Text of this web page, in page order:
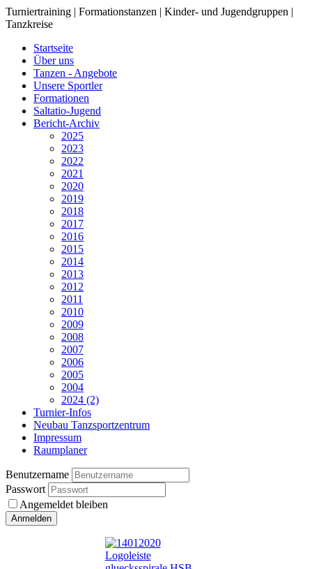
Turniertraining | Formationstanzen | Kinder- und Jugendgruppen |
Tanzkreise
Startseite
Über uns
Tanzen - Angebote
Unsere Sportler
Formationen
Saltatio-Jugend
Bericht-Archiv
2025
2023
2022
2021
2020
2019
2018
2017
2016
2015
2014
2013
2012
2011
2010
2009
2008
2007
2006
2005
2004
2024 (2)
Turnier-Infos
Neubau Tanzsportzentrum
Impressum
Raumplaner
Benutzername
Passwort
Angemeldet bleiben